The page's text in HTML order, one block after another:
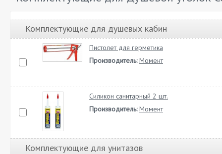
Комплектующие для душевых кабин
Пистолет для герметика
Производитель: Момент
Силикон санитарный 2 шт.
Производитель: Момент
Комплектующие для унитазов